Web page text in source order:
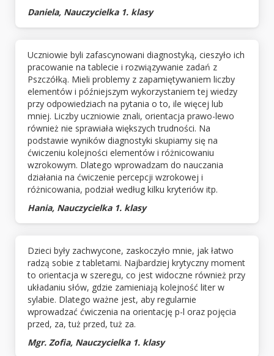
Daniela, Nauczycielka 1. klasy
Uczniowie byli zafascynowani diagnostyką, cieszyło ich
pracowanie na tablecie i rozwiązywanie zadań z
Pszczółką. Mieli problemy z zapamiętywaniem liczby
elementów i późniejszym wykorzystaniem tej wiedzy
przy odpowiedziach na pytania o to, ile więcej lub
mniej. Liczby uczniowie znali, orientacja prawo-lewo
również nie sprawiała większych trudności. Na
podstawie wyników diagnostyki skupiamy się na
ćwiczeniu kolejności elementów i różnicowaniu
wzrokowym. Dlatego wprowadzam do nauczania
działania na ćwiczenie percepcji wzrokowej i
różnicowania, podział według kilku kryteriów itp.
Hania, Nauczycielka 1. klasy
Dzieci były zachwycone, zaskoczyło mnie, jak łatwo
radzą sobie z tabletami. Najbardziej krytyczny moment
to orientacja w szeregu, co jest widoczne również przy
układaniu słów, gdzie zamieniają kolejność liter w
sylabie. Dlatego ważne jest, aby regularnie
wprowadzać ćwiczenia na orientację p-l oraz pojęcia
przed, za, tuż przed, tuż za.
Mgr. Zofia, Nauczycielka 1. klasy